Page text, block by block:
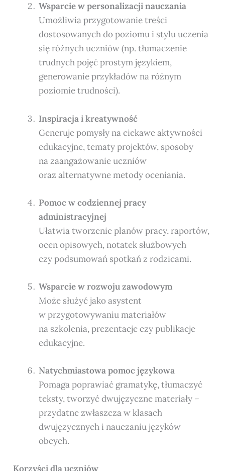
Wsparcie w personalizacji nauczania
Umożliwia przygotowanie treści
dostosowanych do poziomu i stylu uczenia
się różnych uczniów (np. tłumaczenie
trudnych pojęć prostym językiem,
generowanie przykładów na różnym
poziomie trudności).
Inspiracja i kreatywność
Generuje pomysły na ciekawe aktywności
edukacyjne, tematy projektów, sposoby
na zaangażowanie uczniów
oraz alternatywne metody oceniania.
Pomoc w codziennej pracy
administracyjnej
Ułatwia tworzenie planów pracy, raportów,
ocen opisowych, notatek służbowych
czy podsumowań spotkań z rodzicami.
Wsparcie w rozwoju zawodowym
Może służyć jako asystent
w przygotowywaniu materiałów
na szkolenia, prezentacje czy publikacje
edukacyjne.
Natychmiastowa pomoc językowa
Pomaga poprawiać gramatykę, tłumaczyć
teksty, tworzyć dwujęzyczne materiały –
przydatne zwłaszcza w klasach
dwujęzycznych i nauczaniu języków
obcych.
Korzyści dla uczniów